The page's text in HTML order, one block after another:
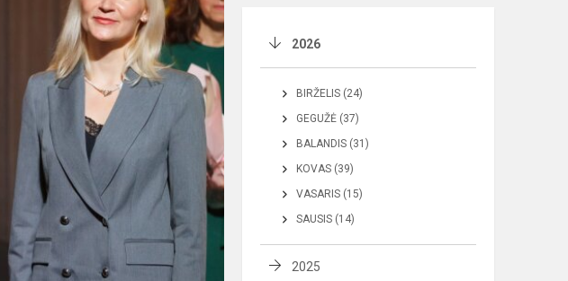
2026
BIRŽELIS (24)
GEGUŽĖ (37)
BALANDIS (31)
KOVAS (39)
VASARIS (15)
SAUSIS (14)
2025